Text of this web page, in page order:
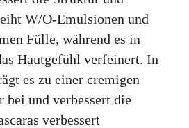
W/O-Emulsionen und
Fülle, während es in
Hautgefühl verfeinert. In
es zu einer cremigen
bei und verbessert die
verbessert